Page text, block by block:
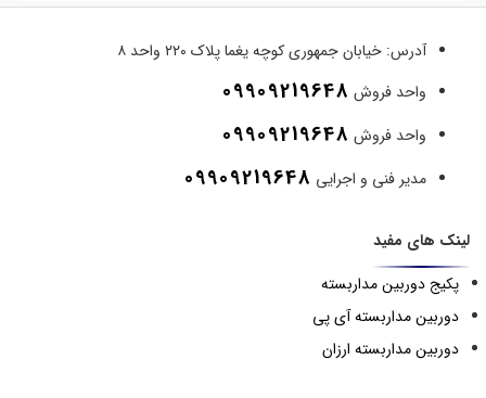
آدرس: خیابان جمهوری کوچه یغما پلاک ۲۲۰ واحد ۸
واحد فروش 09909219648
واحد فروش 09909219648
مدیر فنی و اجرایی 09909219648
لینک های مفید
پکیج دوربین مداربسته
دوربین مداربسته آی پی
دوربین مداربسته ارزان